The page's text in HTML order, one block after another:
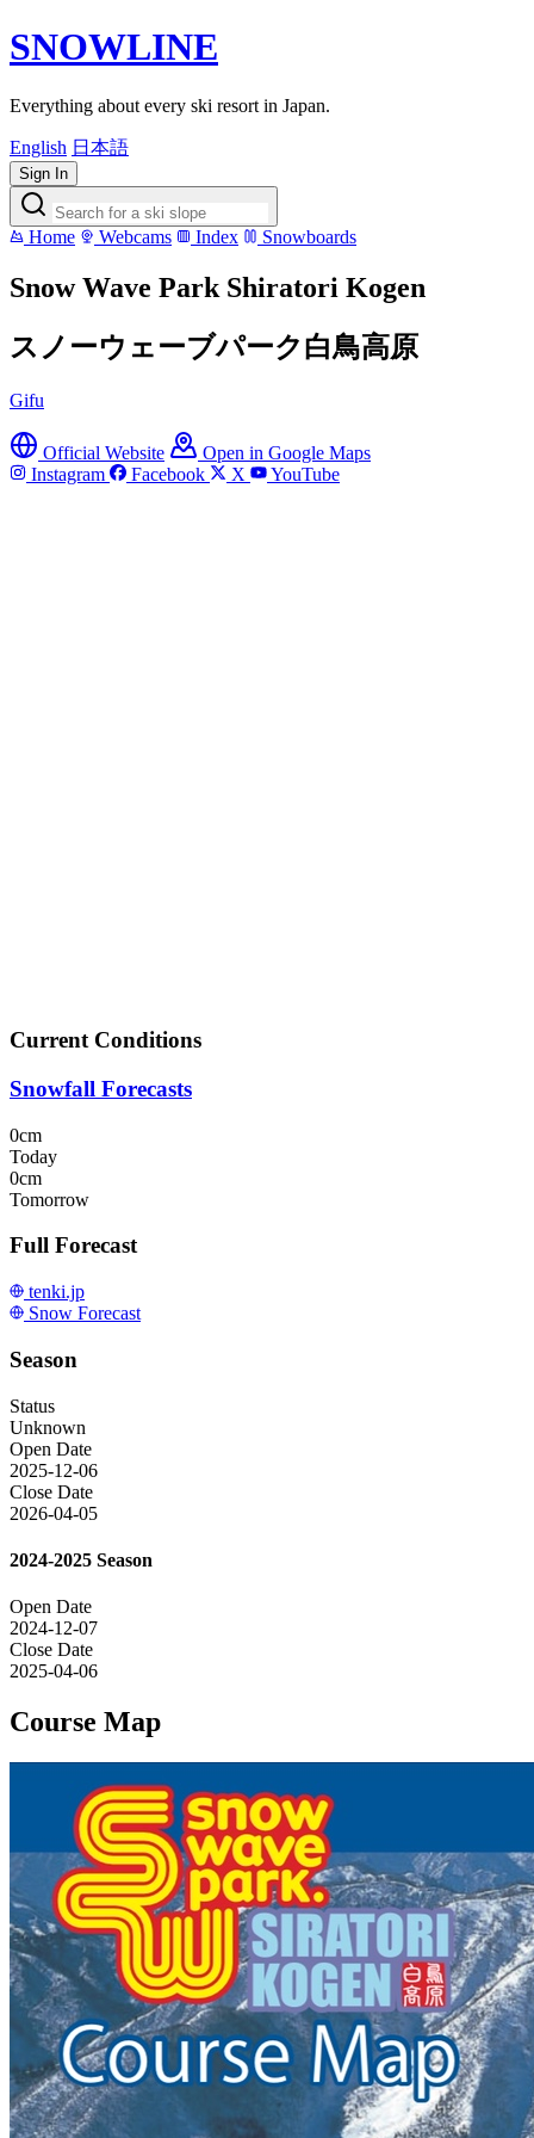
SNOWLINE
Everything about every ski resort in Japan.
English 日本語
Sign In
Home Webcams Index Snowboards
Snow Wave Park Shiratori Kogen
スノーウェーブパーク白鳥高原
Gifu
Official Website
Open in Google Maps
Instagram
Facebook X YouTube
Current Conditions
Snowfall Forecasts
0cm
Today
0cm
Tomorrow
Full Forecast
tenki.jp
Snow Forecast
Season
Status
Unknown
Open Date
2025-12-06
Close Date
2026-04-05
2024-2025 Season
Open Date
2024-12-07
Close Date
2025-04-06
Course Map